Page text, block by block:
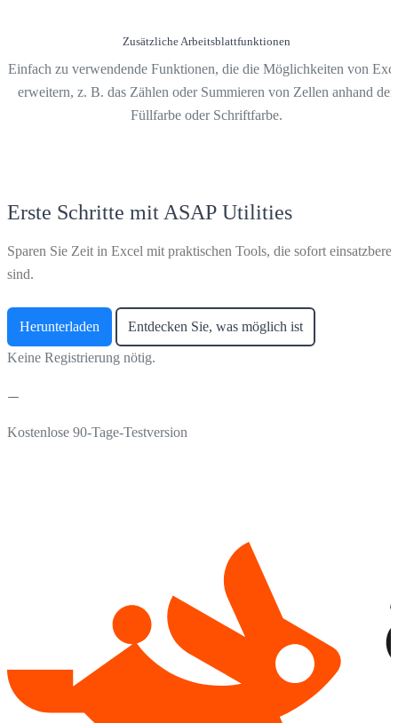
Zusätzliche Arbeitsblattfunktionen
Einfach zu verwendende Funktionen, die die Möglichkeiten von
erweitern, z. B. das Zählen oder Summieren von Zellen anhand der
Füllfarbe oder Schriftfarbe.
Erste Schritte mit ASAP Utilities
Sparen Sie Zeit in Excel mit praktischen Tools, die sofort einsatzbereit
sind.
Herunterladen Entdecken Sie, was möglich ist
Keine Registrierung nötig.
Kostenlose 90-Tage-Testversion